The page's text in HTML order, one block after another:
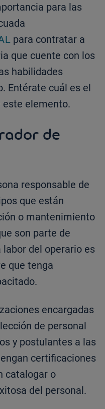
para las
para contratar a
que cuente con los
habilidades
Entérate cuál es el
este elemento.
de
responsable de
que están
o mantenimiento
son parte de
del operario es
que tenga
encargadas
de personal
y postulantes a las
certificaciones
catalogar o
del personal.